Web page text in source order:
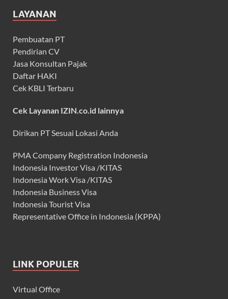
LAYANAN
Pembuatan PT
Pendirian CV
Jasa Konsultan Pajak
Daftar HAKI
Cek KBLI Terbaru
Cek Layanan IZIN.co.id lainnya
Dirikan PT Sesuai Lokasi Anda
PMA Company Registration Indonesia
Indonesia Investor Visa /KITAS
Indonesia Work Visa /KITAS
Indonesia Business Visa
Indonesia Tourist Visa
Representative Office in Indonesia (KPPA)
LINK POPULER
Virtual Office